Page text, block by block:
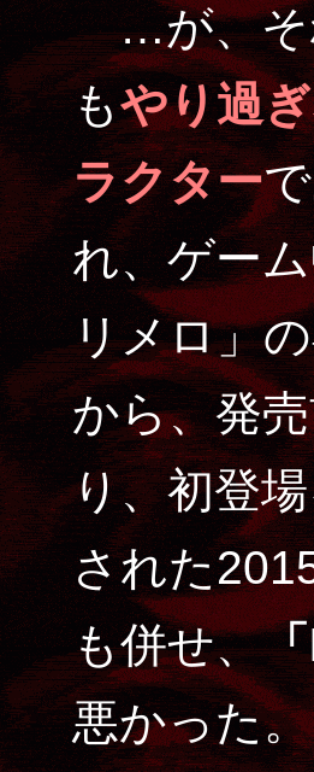
…が、そ
もやり過
ラクター
れ、ゲー
リメロ」
から、発
り、初登
された
も併せ、
悪かった。